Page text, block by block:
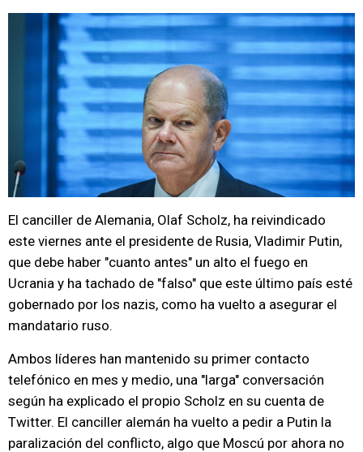
El canciller de Alemania, Olaf Scholz, ha reivindicado
este viernes ante el presidente de Rusia, Vladimir Putin,
que debe haber "cuanto antes" un alto el fuego en
Ucrania y ha tachado de "falso" que este último país esté
gobernado por los nazis, como ha vuelto a asegurar el
mandatario ruso.
Ambos líderes han mantenido su primer contacto
telefónico en mes y medio, una "larga" conversación
según ha explicado el propio Scholz en su cuenta de
Twitter. El canciller alemán ha vuelto a pedir a Putin la
paralización del conflicto, algo que Moscú por ahora no